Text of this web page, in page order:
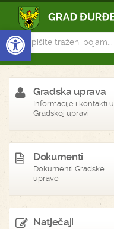
Open toolbar
Gradska uprava
Informacije i kontakti u
Gradskoj upravi
Dokumenti
Dokumenti Gradske
uprave
Natječaji